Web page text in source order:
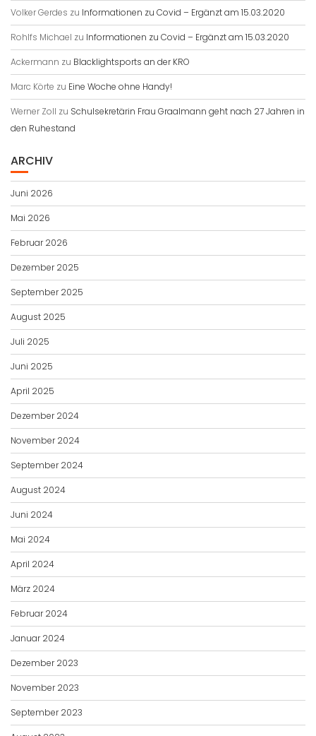
Volker Gerdes zu Informationen zu Covid – Ergänzt am 15.03.2020
Rohlfs Michael zu Informationen zu Covid – Ergänzt am 15.03.2020
Ackermann zu Blacklightsports an der KRO
Marc Körte zu Eine Woche ohne Handy!
Werner Zoll zu Schulsekretärin Frau Graalmann geht nach 27 Jahren in
den Ruhestand
ARCHIV
Juni 2026
Mai 2026
Februar 2026
Dezember 2025
September 2025
August 2025
Juli 2025
Juni 2025
April 2025
Dezember 2024
November 2024
September 2024
August 2024
Juni 2024
Mai 2024
April 2024
März 2024
Februar 2024
Januar 2024
Dezember 2023
November 2023
September 2023